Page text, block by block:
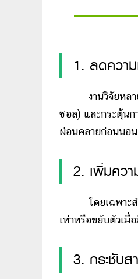
1. ลดความ
งานวิจัยหลายชิ้
ซอล) และกระตุ้นก
ผ่อนคลายก่อนนอน
2. เพิ่มคว
โดยเฉพาะสำห
เห่าหรือขยับตัวเมื่
3. กระชับ